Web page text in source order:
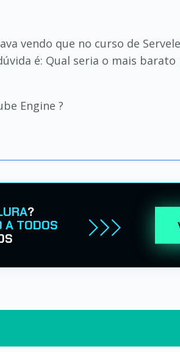
vendo que no curso de
é: Qual seria o mais
Engine ?
?
A TODOS